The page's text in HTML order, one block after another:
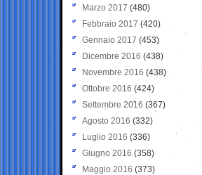
Marzo 2017 (480)
Febbraio 2017 (420)
Gennaio 2017 (453)
Dicembre 2016 (438)
Novembre 2016 (438)
Ottobre 2016 (424)
Settembre 2016 (367)
Agosto 2016 (332)
Luglio 2016 (336)
Giugno 2016 (358)
Maggio 2016 (373)